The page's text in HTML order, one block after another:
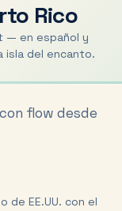
Rico
— en español y
isla del encanto.
flow desde
de EE.UU. con el